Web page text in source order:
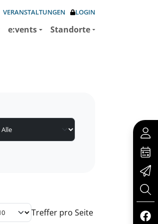
VERANSTALTUNGEN LOGIN
e:vents Standorte
Seite Treffer pro Seite